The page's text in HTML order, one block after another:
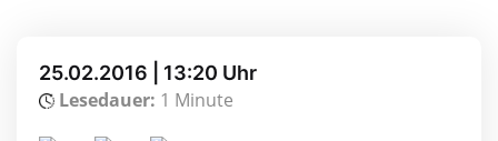
25.02.2016 | 13:20 Uhr
Lesedauer: 1 Minute